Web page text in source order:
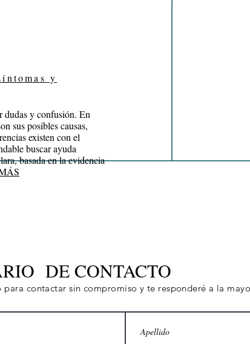
y
dudas y confusión. En
sus posibles causas,
existen con el
buscar ayuda
basada en la evidencia
DE CONTACTO
contactar sin compromiso y te responderé a la